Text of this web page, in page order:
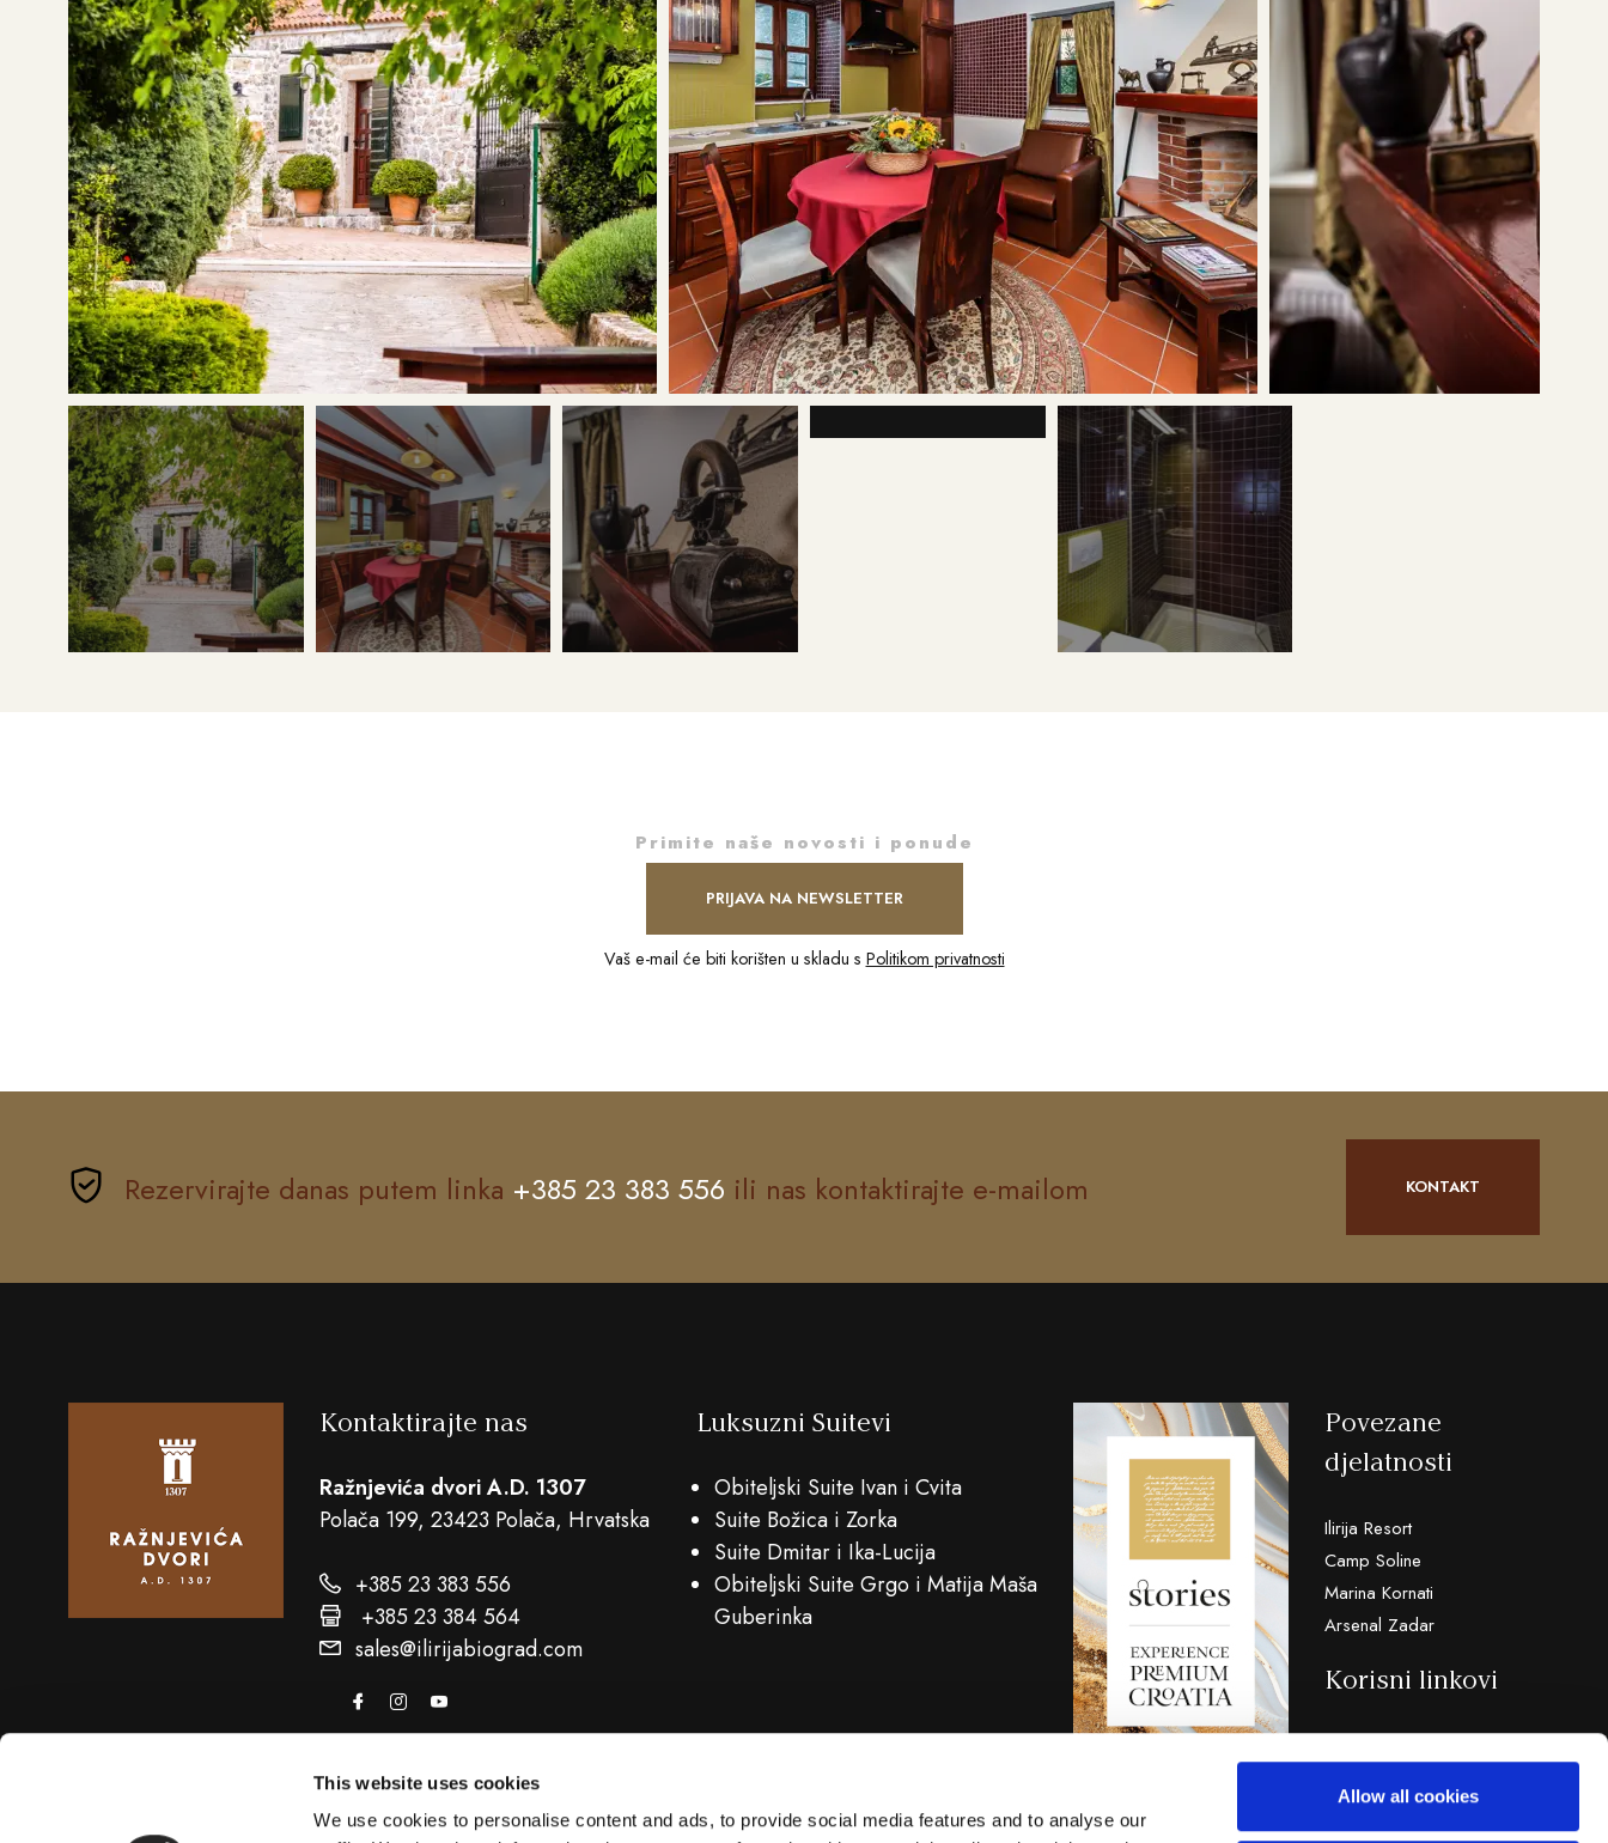
This website uses cookies
We use cookies to personalise content and ads, to provide social media features and to analyse our
Allow all cookies
Primite naše novosti i ponude
PRIJAVA NA NEWSLETTER
Vaš e-mail će biti korišten u skladu s Politikom privatnosti
Rezervirajte danas putem linka +385 23 383 556 ili nas kontaktirajte e-mailom KONTAKT
Kontaktirajte nas
Ražnjevića dvori A.D. 1307
Polača 199, 23423 Polača, Hrvatska
+385 23 383 556
+385 23 384 564
sales@ilirijabiograd.com
Luksuzni Suitevi
Obiteljski Suite Ivan i Cvita
Suite Božica i Zorka
Suite Dmitar i Ika-Lucija
Obiteljski Suite Grgo i Matija Maša
Guberinka
Povezane
djelatnosti
Ilirija Resort
Camp Soline
Marina Kornati
Arsenal Zadar
Korisni linkovi
Hrvatska turistička zajednica